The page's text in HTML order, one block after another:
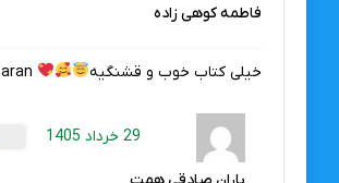
فاطمه کوهی زاده
خیلی کتاب خوب و قشنگیه
29 خرداد 1405